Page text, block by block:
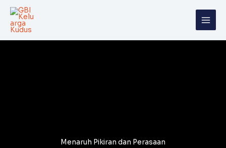
Skip
content
Menaruh Pikiran dan Perasaan